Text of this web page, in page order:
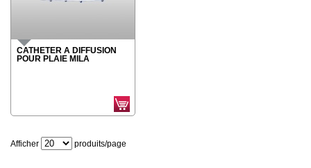
CATHETER A DIFFUSION
POUR PLAIE MILA
Afficher produits/page